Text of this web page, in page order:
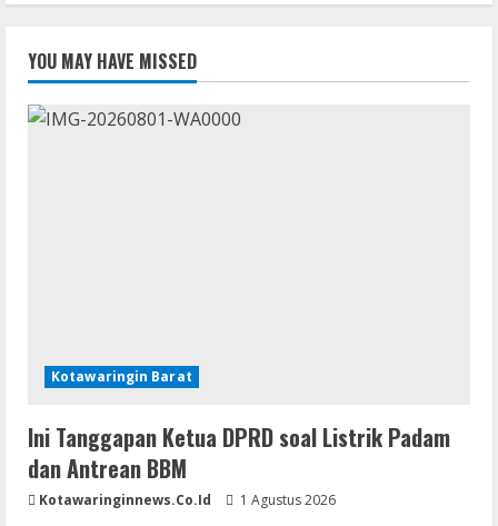
YOU MAY HAVE MISSED
Kotawaringin Barat
Ini Tanggapan Ketua DPRD soal Listrik Padam
dan Antrean BBM
Kotawaringinnews.co.id 1 Agustus 2026